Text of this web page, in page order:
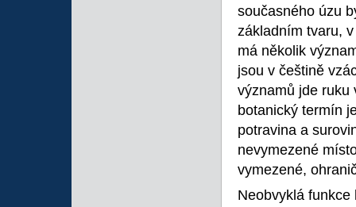
současného úzu
základním tvaru,
má několik
jsou v češtině
významů jde ruku
botanický termín
potravina a
nevymezené
vymezené,
Neobvyklá